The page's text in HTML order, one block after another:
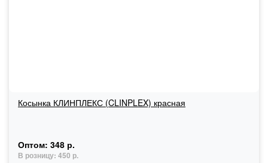
Косынка КЛИНПЛЕКС (CLINPLEX) красная
Оптом: 348 р.
В розницу: 450 р.